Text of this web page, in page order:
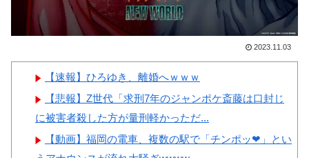
作品がこちら…」→「こういう
のが面白い…（ﾌﾞﾙﾌﾞﾙ」＝韓
係者が『不適切接待は慣行だっ
2023.11.03
【速報】ひろゆき、離婚へｗｗｗ
【悲報】Z世代「求刑7年のジャンポケ斎藤は口封じ
に被害者殺した方が量刑軽かっただ...
【動画】福岡の電車、複数の駅で「チンポッ❤」とい